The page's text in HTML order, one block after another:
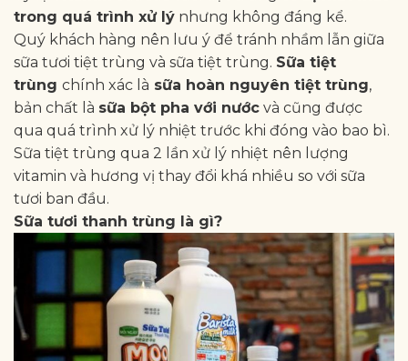
trong quá trình xử lý nhưng không đáng kể.
Quý khách hàng nên lưu ý để tránh nhầm lẫn giữa
sữa tươi tiệt trùng và sữa tiệt trùng. Sữa tiệt
trùng chính xác là sữa hoàn nguyên tiệt trùng,
bản chất là sữa bột pha với nước và cũng được
qua quá trình xử lý nhiệt trước khi đóng vào bao bì.
Sữa tiệt trùng qua 2 lần xử lý nhiệt nên lượng
vitamin và hương vị thay đổi khá nhiều so với sữa
tươi ban đầu.
Sữa tươi thanh trùng là gì?